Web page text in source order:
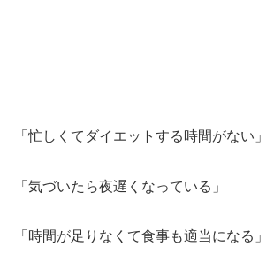
「忙しくてダイエットする時間がない」
「気づいたら夜遅くなっている」
「時間が足りなくて食事も適当になる」